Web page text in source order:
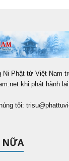
Ni Phật tử Việt Nam
khi phát hành
tôi:
NỮA